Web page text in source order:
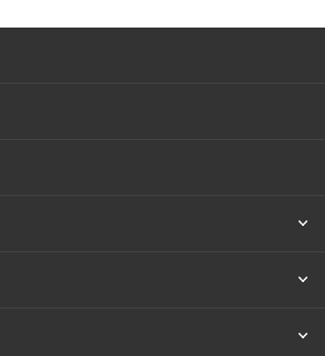
оптовыми и
для подтверждения, что
товара на наличие на складе.